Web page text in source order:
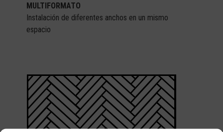
MULTIFORMATO
Instalación de diferentes anchos en un mismo
espacio